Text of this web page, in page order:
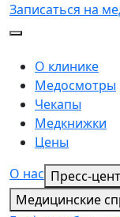
Записаться на
О клинике
Медосмотры
Чекапы
Медкнижки
Цены
О нас Пресс-
Медицинские